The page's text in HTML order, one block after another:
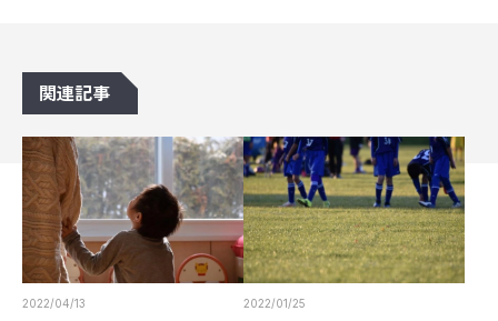
関連記事
2022/04/13 2022/01/25